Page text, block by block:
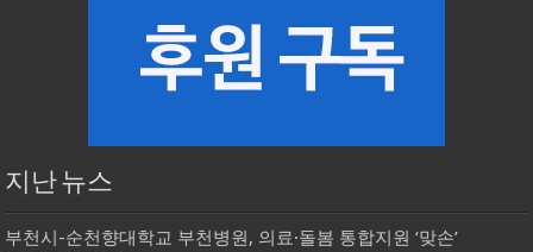
지난 뉴스
부천시-순천향대학교 부천병원, 의료·돌봄 통합지원 ‘맞손’